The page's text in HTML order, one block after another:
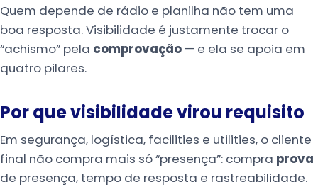
Quem depende de rádio e planilha não tem uma
boa resposta. Visibilidade é justamente trocar o
“achismo” pela comprovação — e ela se apoia em
quatro pilares.
Por que visibilidade virou requisito
Em segurança, logística, facilities e utilities, o cliente
final não compra mais só “presença”: compra prova
de presença, tempo de resposta e rastreabilidade.